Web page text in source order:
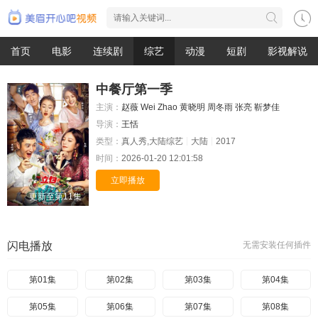
首页 电影 连续剧 综艺 动漫 短剧 影视解说
更新至第11集
中餐厅第一季
主演： 赵薇 Wei Zhao 黄晓明 周冬雨 张亮 靳梦佳
导演： 王恬
类型： 真人秀,大陆综艺 大陆
2017
时间： 2026-01-20 12:01:58
立即播放
无需安装任何插件
闪电播放
第01集 第02集 第03集 第04集
第05集 第06集 第07集 第08集